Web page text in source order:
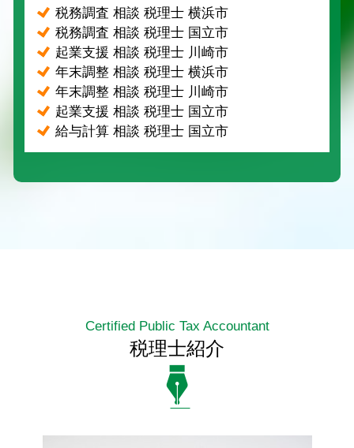
税務調査 相談 税理士 横浜市
税務調査 相談 税理士 国立市
起業支援 相談 税理士 川崎市
年末調整 相談 税理士 横浜市
年末調整 相談 税理士 川崎市
起業支援 相談 税理士 国立市
給与計算 相談 税理士 国立市
Certified Public Tax Accountant
税理士紹介